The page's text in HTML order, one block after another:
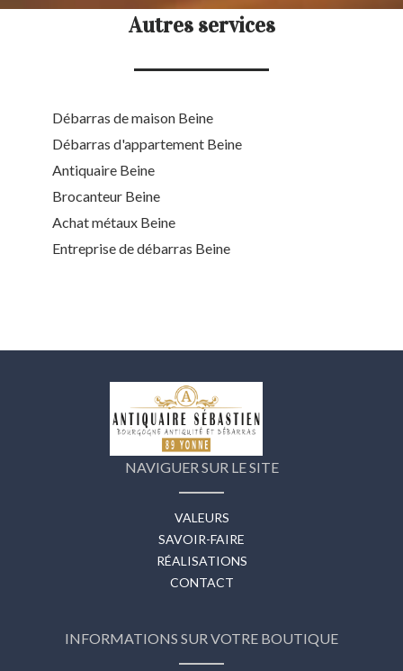
Autres services
Débarras de maison Beine
Débarras d'appartement Beine
Antiquaire Beine
Brocanteur Beine
Achat métaux Beine
Entreprise de débarras Beine
NAVIGUER SUR LE SITE
VALEURS
SAVOIR-FAIRE
RÉALISATIONS
CONTACT
INFORMATIONS SUR VOTRE BOUTIQUE